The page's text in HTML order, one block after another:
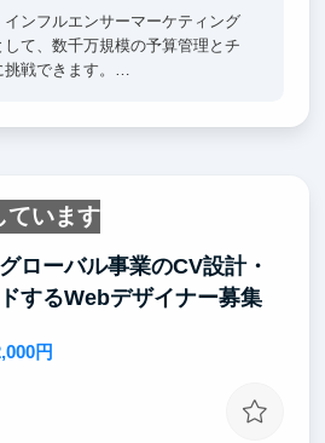
ンフルエンサーマーケティング
て、数千万規模の予算管理とチ
戦できます。
動かし、チームを率いて事業成
績は、就職活動で他者と圧倒的
験値となります。
ン生はデロイト、リクルート、
手企業に多数内定しています。
ています
ローバル事業のCV設計・
するWebデザイナー募集
円